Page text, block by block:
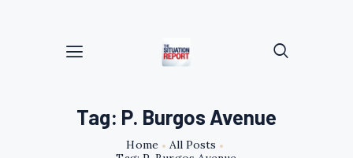
Tag: P. Burgos Avenue
Home
All Posts